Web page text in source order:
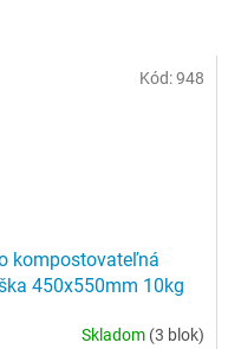
kompostovateľná
450x550mm 10kg
Skladom (3 blok)
Kód:948